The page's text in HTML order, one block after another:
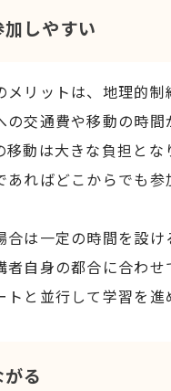
しやすい
メリットは、地理的
交通費や移動の時
移動は大きな負担と
ればどこからでも参
合は一定の時間を設
自身の都合に合わ
と並行して学習を進
る